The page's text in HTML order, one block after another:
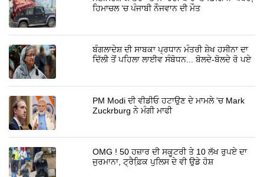
ਹਿਮਾਚਲ ‘ਚ ਪੰਜਾਬੀ ਨੌਜਵਾਨ ਦੀ ਮੌਤ
ਬੰਗਲਾਦੇਸ਼ ਦੀ ਸਾਬਕਾ ਪ੍ਰਧਾਨ ਮੰਤਰੀ ਸ਼ੇਖ ਹਸੀਨਾ ਦਾ
ਦਿੱਲੀ ਤੋਂ ਪਹਿਲਾ ਲਾਈਵ ਸੰਬੋਧਨ... ਬੋਲਦੇ-ਬੋਲਦੇ ਰੋ ਪਏ
PM Modi ਦੀ ਵੀਡੀਓ ਹਟਾਉਣ ਦੇ ਮਾਮਲੇ 'ਚ Mark
Zuckrburg ਨੇ ਮੰਗੀ ਮਾਫੀ
OMG ! 50 ਹਜ਼ਾਰ ਦੀ ਸਕੂਟਰੀ ਤੇ 10 ਲੱਖ ਰੁਪਏ ਦਾ
ਜੁਰਮਾਨਾ, ਟ੍ਰੈਫ਼ਿ਼ਕ ਪੁਲਿਸ ਦੇ ਵੀ ਉਡੇ ਹੋਸ਼